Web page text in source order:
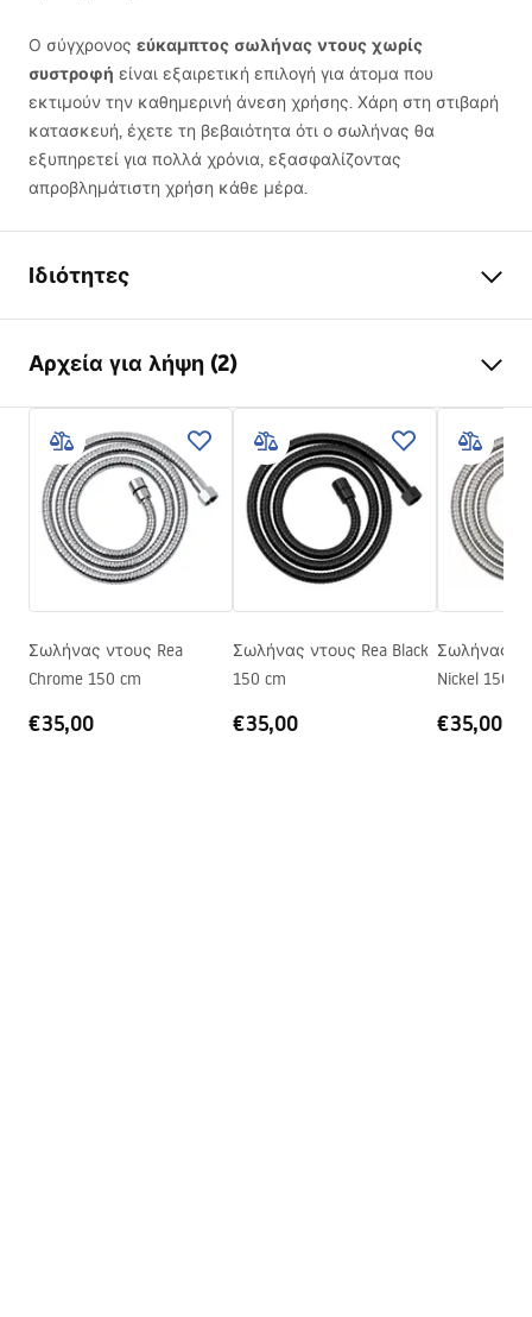
Ο σύγχρονος εύκαμπτος σωλήνας ντους χωρίς
συστροφή είναι εξαιρετική επιλογή για άτομα που
εκτιμούν την καθημερινή άνεση χρήσης. Χάρη στη στιβαρή
κατασκευή, έχετε τη βεβαιότητα ότι ο σωλήνας θα
εξυπηρετεί για πολλά χρόνια, εξασφαλίζοντας
απροβλημάτιστη χρήση κάθε μέρα.
Ιδιότητες
Εγγύηση
Υλικό
ορειχάλκινο, PVC,
καουτσούκ
Βάρος
1kg
Κωδικός κατασκευαστή
JS-017G
Χρώμα
Χρυσό
Αρχεία για λήψη (2)
Πληροφορίες ασφαλείας
WARUNKI_BEZPIECZENSTWA_AKCESORIA_LAZIENKOWE.
Όροι εγγύησης
Warranty_Terms_and_Conditions_Accessories_-_24.pdf
Σωλήνας ντους Rea
Chrome 150 cm
€35,00
Σωλήνας ντους Rea Black
150 cm
€35,00
Σωλήνας
Nickel 150
€35,00